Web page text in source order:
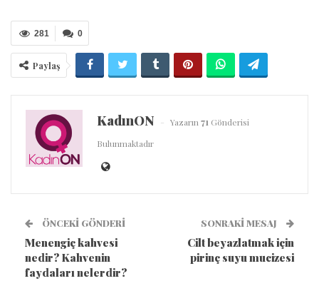
0
281
Paylaş
KadınON Yazarın71 Gönderisi
Bulunmaktadır
ÖNCEKI GÖNDERI
Menengiç kahvesi
nedir? Kahvenin
faydaları nelerdir?
SONRAKI MESAJ
Cilt beyazlatmak için
pirinç suyu mucizesi